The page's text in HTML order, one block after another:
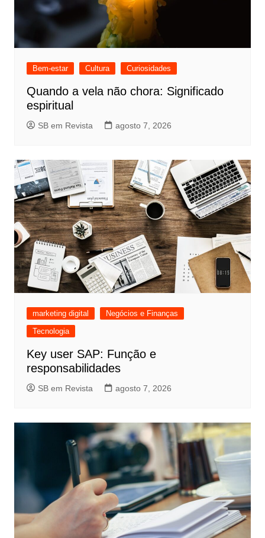
Bem-estar Cultura Curiosidades
Quando a vela não chora: Significado
espiritual
SB em Revista agosto 7, 2026
marketing digital
Negócios e Finanças
Tecnologia
Key user SAP: Função e
responsabilidades
SB em Revista agosto 7, 2026